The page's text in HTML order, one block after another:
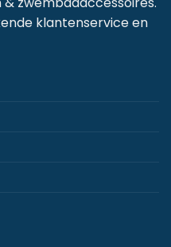
klantenservice en